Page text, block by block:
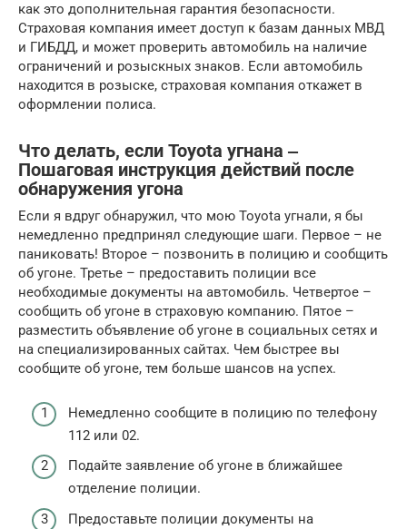
как это дополнительная гарантия безопасности.
Страховая компания имеет доступ к базам данных МВД
и ГИБДД, и может проверить автомобиль на наличие
ограничений и розыскных знаков. Если автомобиль
находится в розыске, страховая компания откажет в
оформлении полиса.
Что делать, если Toyota угнана ‒
Пошаговая инструкция действий после
обнаружения угона
Если я вдруг обнаружил, что мою Toyota угнали, я бы
немедленно предпринял следующие шаги. Первое – не
паниковать! Второе – позвонить в полицию и сообщить
об угоне. Третье – предоставить полиции все
необходимые документы на автомобиль. Четвертое –
сообщить об угоне в страховую компанию. Пятое –
разместить объявление об угоне в социальных сетях и
на специализированных сайтах. Чем быстрее вы
сообщите об угоне, тем больше шансов на успех.
Немедленно сообщите в полицию по телефону
112 или 02.
Подайте заявление об угоне в ближайшее
отделение полиции.
Предоставьте полиции документы на